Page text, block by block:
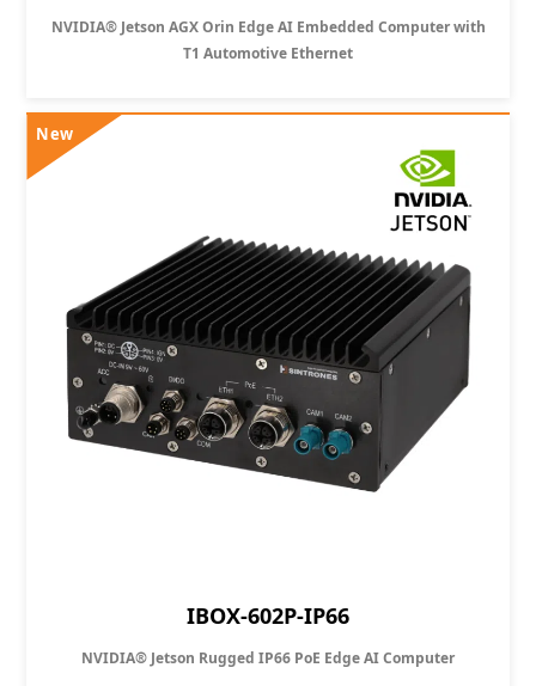
NVIDIA® Jetson AGX Orin Edge AI Embedded Computer with
T1 Automotive Ethernet
New
IBOX-602P-IP66
NVIDIA® Jetson Rugged IP66 PoE Edge AI Computer